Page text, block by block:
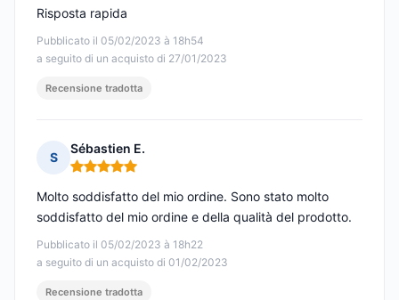
Pubblicato il 05/02/2023 à 18h54
a seguito di un acquisto di 27/01/2023
Risposta rapida
Recensione tradotta
S
Sébastien E.
Nota: 5 su 5
Pubblicato il 05/02/2023 à 18h22
a seguito di un acquisto di 01/02/2023
Molto soddisfatto del mio ordine. Sono stato molto
soddisfatto del mio ordine e della qualità del prodotto.
Recensione tradotta